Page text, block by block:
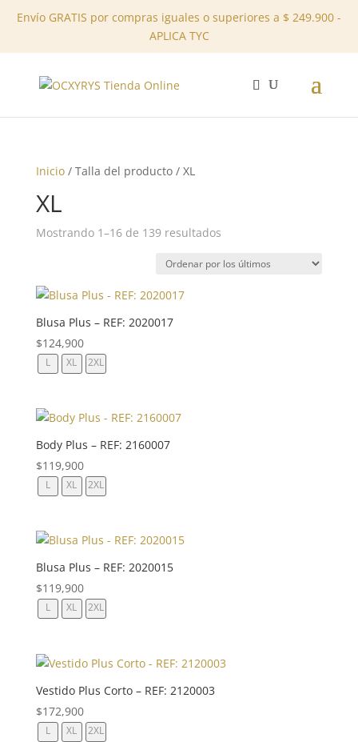
Envío GRATIS por compras iguales o superiores a $ 249.900 -
APLICA TYC
✕
Inicio/ Talla del producto / XL
XL
Mostrando 1–16 de 139 resultadosOrdenado
los
Blusa Plus – REF: 2020017
$124,900
L XL 2XL
Body Plus – REF: 2160007
$119,900
L XL 2XL
Blusa Plus – REF: 2020015
$119,900
L XL 2XL
Vestido Plus Corto – REF: 2120003
$172,900
L XL 2XL